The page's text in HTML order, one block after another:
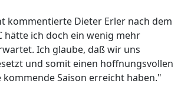
kommentierte Dieter Erler nach dem
hätte ich doch ein wenig mehr
Ich glaube, daß wir uns
und somit einen hoffnungsvollen
Saison erreicht haben."